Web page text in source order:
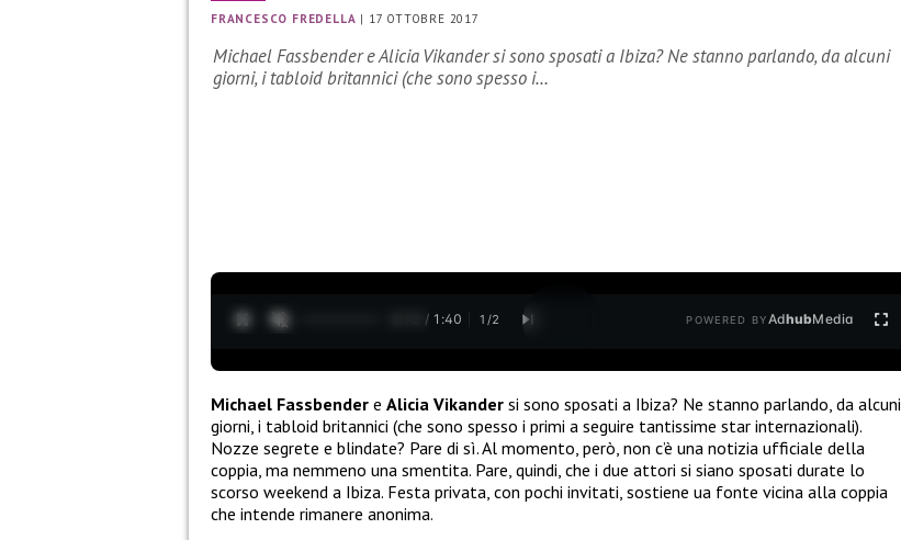
FRANCESCO FREDELLA | 17 OTTOBRE 2017
Michael Fassbender e Alicia Vikander si sono sposati a Ibiza? Ne stanno parlando, da alcuni
giorni, i tabloid britannici (che sono spesso i…
0:13 / 1:40 1 /2 POWERED BYAdhubMedia
Michael Fassbender e Alicia Vikander si sono sposati a Ibiza? Ne stanno parlando, da alcuni
giorni, i tabloid britannici (che sono spesso i primi a seguire tantissime star internazionali).
Nozze segrete e blindate? Pare di sì. Al momento, però, non c’è una notizia ufficiale della
coppia, ma nemmeno una smentita. Pare, quindi, che i due attori si siano sposati durate lo
scorso weekend a Ibiza. Festa privata, con pochi invitati, sostiene ua fonte vicina alla coppia
che intende rimanere anonima.